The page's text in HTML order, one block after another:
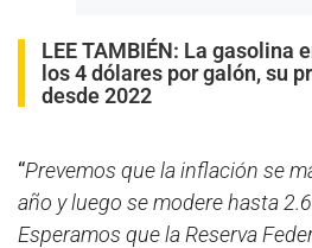
LEE TAMBIÉN: La gasolina
los 4 dólares por galón, su
desde 2022
“Prevemos que la inflación se
año y luego se modere hasta
Esperamos que la Reserva